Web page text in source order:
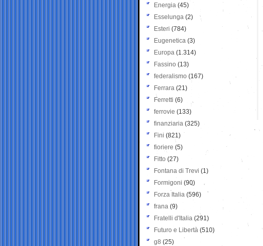
Energia (45)
Esselunga (2)
Esteri (784)
Eugenetica (3)
Europa (1.314)
Fassino (13)
federalismo (167)
Ferrara (21)
Ferretti (6)
ferrovie (133)
finanziaria (325)
Fini (821)
fioriere (5)
Fitto (27)
Fontana di Trevi (1)
Formigoni (90)
Forza Italia (596)
frana (9)
Fratelli d'Italia (291)
Futuro e Libertà (510)
g8 (25)